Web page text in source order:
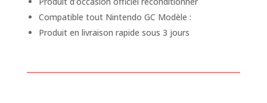
Compatible tout Nintendo GC Modèle :
Produit en livraison rapide sous 3 jours